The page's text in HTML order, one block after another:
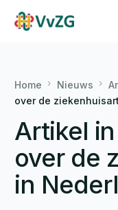
Home Nieuws
over de
Artikel
over de
in